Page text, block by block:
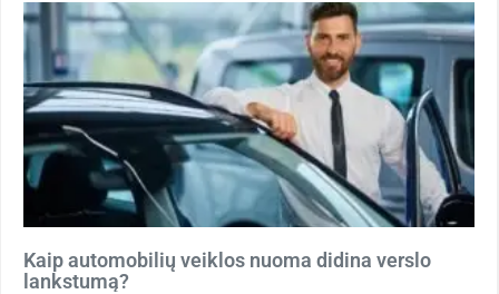
Kaip automobilių veiklos nuoma didina verslo
lankstumą?